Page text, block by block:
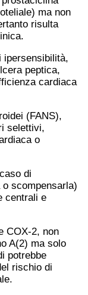
ma non
risulta
ipersensibilità,
peptica,
cardiaca
(FANS),
selettivi,
o
di
scompensarla)
centrali e
COX-2, non
A(2) ma solo
potrebbe
rischio di